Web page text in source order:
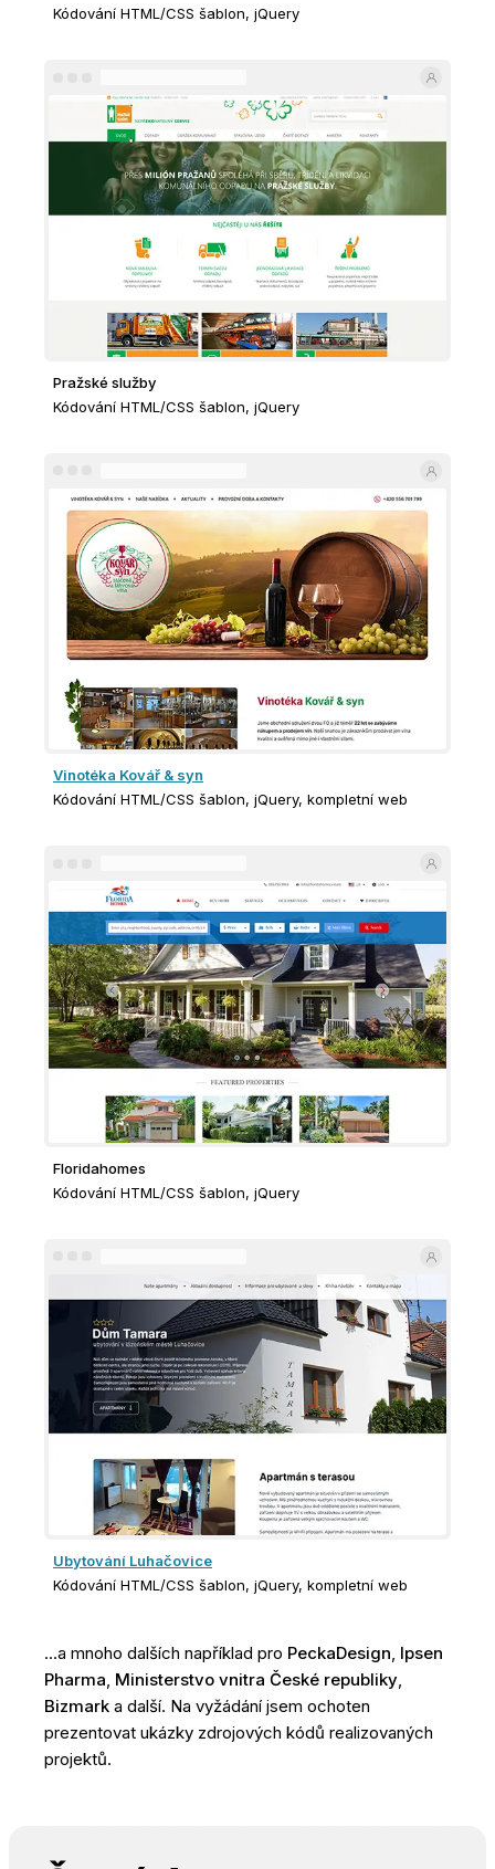
Kódování HTML/CSS šablon, jQuery
Pražské služby
Kódování HTML/CSS šablon, jQuery
Vinotéka Kovář & syn
Kódování HTML/CSS šablon, jQuery, kompletní web
Floridahomes
Kódování HTML/CSS šablon, jQuery
Ubytování Luhačovice
Kódování HTML/CSS šablon, jQuery, kompletní web
...a mnoho dalších například pro PeckaDesign, Ipsen
Pharma, Ministerstvo vnitra České republiky,
Bizmark a další. Na vyžádání jsem ochoten
prezentovat ukázky zdrojových kódů realizovaných
projektů.